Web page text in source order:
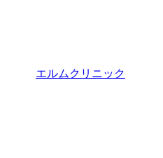
エルムクリニック